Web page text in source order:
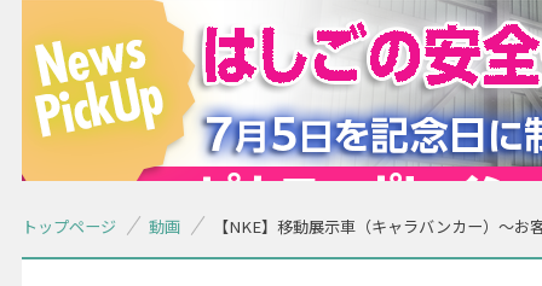
トップページ 動画 【NKE】移動展示車（キャラバンカー）〜お